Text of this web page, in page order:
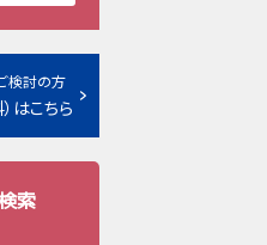
検討の方
はこちら
索